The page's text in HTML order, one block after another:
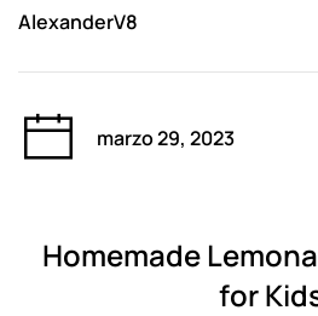
AlexanderV8
marzo 29, 2023
Homemade
for